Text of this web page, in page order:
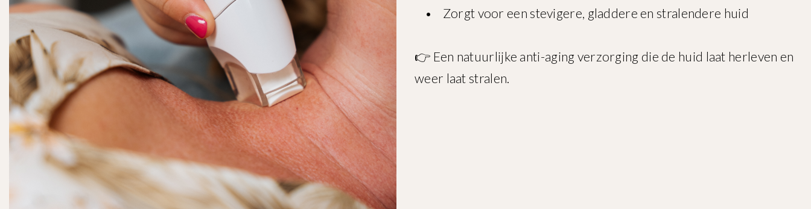
• Zorgt voor een stevigere, gladdere en stralendere huid
👉 Een natuurlijke anti-aging verzorging die de huid laat herleven en
weer laat stralen.